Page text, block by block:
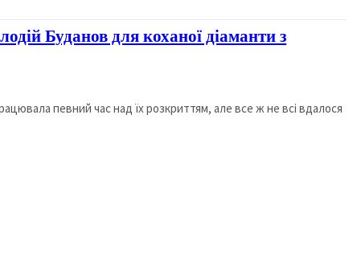
Буданов для коханої діаманти з
певний час над їх розкриттям, але все ж не всі вдалося